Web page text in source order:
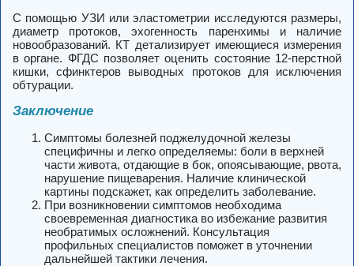
С помощью УЗИ или эластометрии исследуются размеры,
диаметр протоков, эхогенность паренхимы и наличие
новообразований. КТ детализирует имеющиеся измерения
в органе. ФГДС позволяет оценить состояние 12-перстной
кишки, сфинктеров выводных протоков для исключения
обтурации.
Заключение
Симптомы болезней поджелудочной железы
специфичны и легко определяемы: боли в верхней
части живота, отдающие в бок, опоясывающие, рвота,
нарушение пищеварения. Наличие клинической
картины подскажет, как определить заболевание.
При возникновении симптомов необходима
своевременная диагностика во избежание развития
необратимых осложнений. Консультация
профильных специалистов поможет в уточнении
дальнейшей тактики лечения.